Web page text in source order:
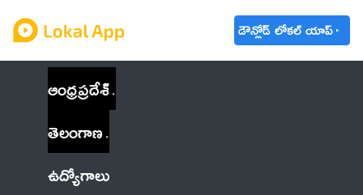
డౌన్లోడ్ లోకల్ యాప్
ఆంధ్రప్రదేశ్
తెలంగాణ
ఉద్యోగాలు